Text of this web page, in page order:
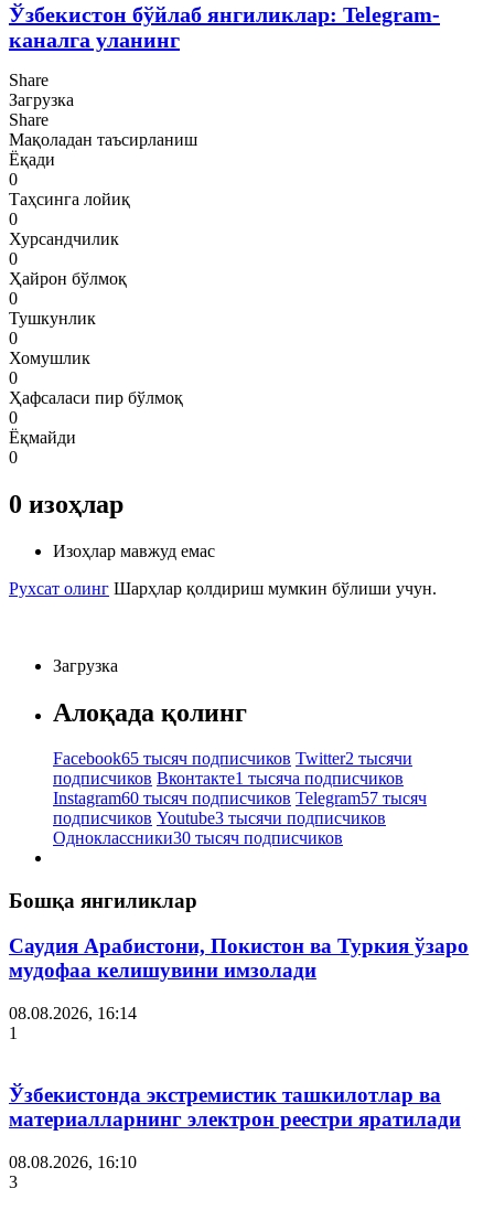
Ўзбекистон бўйлаб янгиликлар: Telegram-
каналга уланинг
Share
Загрузка
Share
Мақоладан таъсирланиш
Ёқади
0
Таҳсинга лойиқ
0
Хурсандчилик
0
Ҳайрон бўлмоқ
0
Тушкунлик
0
Хомушлик
0
Ҳафсаласи пир бўлмоқ
0
Ёқмайди
0
0 изоҳлар
Изоҳлар мавжуд емас
Рухсат олинг Шарҳлар қолдириш мумкин бўлиши учун.
Загрузка
Алоқада қолинг
Facebook65 тысяч подписчиков Twitter2 тысячи
подписчиков Вконтакте1 тысяча подписчиков
Instagram60 тысяч подписчиков Telegram57 тысяч
подписчиков Youtube3 тысячи подписчиков
Одноклассники30 тысяч подписчиков
Бошқа янгиликлар
Саудия Арабистони, Покистон ва Туркия ўзаро
мудофаа келишувини имзолади
08.08.2026, 16:14
1
Ўзбекистонда экстремистик ташкилотлар ва
материалларнинг электрон реестри яратилади
08.08.2026, 16:10
3